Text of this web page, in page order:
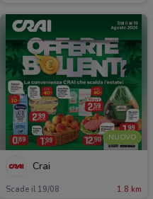
NUOVO
Crai
Scade il 19/08 1.8 km